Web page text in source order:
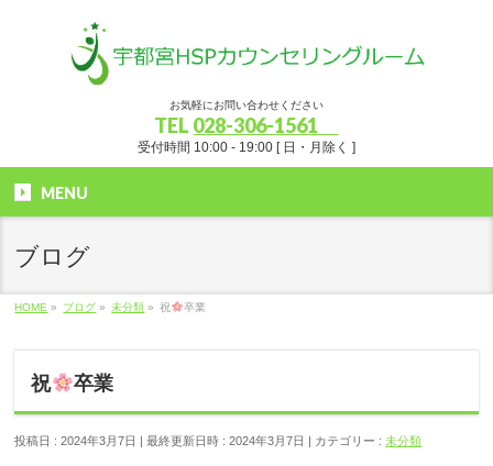
お気軽にお問い合わせください
TEL 028-306-1561
受付時間 10:00 - 19:00 [ 日・月除く ]
MENU
ブログ
HOME » ブログ » 未分類 » 祝 卒業
祝 卒業
投稿日 : 2024年3月7日 最終更新日時 : 2024年3月7日 カテゴリー :未分類